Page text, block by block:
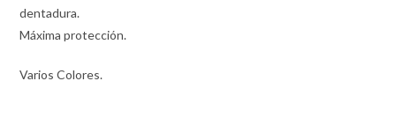
dentadura.
Máxima protección.
Varios Colores.